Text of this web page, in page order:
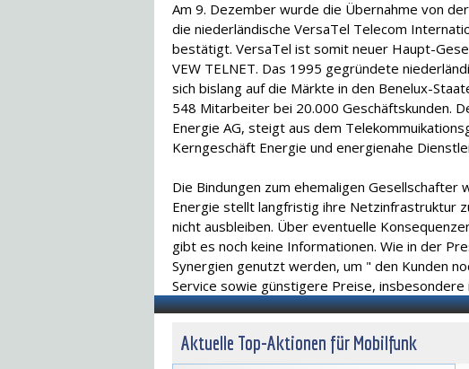
Am 9. Dezember wurde die Übernahme von
die niederländische VersaTel Telecom
bestätigt. VersaTel ist somit neuer Haupt-
VEW TELNET. Das 1995 gegründete
sich bislang auf die Märkte in den Benelux-
548 Mitarbeiter bei 20.000 Geschäftskunden.
Energie AG, steigt aus dem
Kerngeschäft Energie und energienahe
Die Bindungen zum ehemaligen Gesellschafter
Energie stellt langfristig ihre Netzinfrastruktur
nicht ausbleiben. Über eventuelle
gibt es noch keine Informationen. Wie in der
Synergien genutzt werden, um " den Kunden
Service sowie günstigere Preise,
Aktuelle Top-Aktionen für Mobilfunk